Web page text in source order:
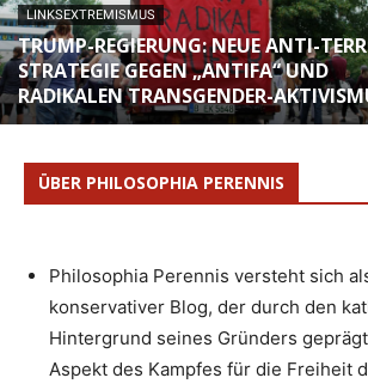
LINKSEXTREMISMUS
TRUMP-REGIERUNG: NEUE ANTI-
STRATEGIE GEGEN „ANTIFA“ UND
RADIKALEN TRANSGENDER-
ÜBER PHILOSOPHIA PERENNIS
Philosophia Perennis versteht sich
konservativer Blog, der durch den
Hintergrund seines Gründers
Aspekt des Kampfes für die Freiheit